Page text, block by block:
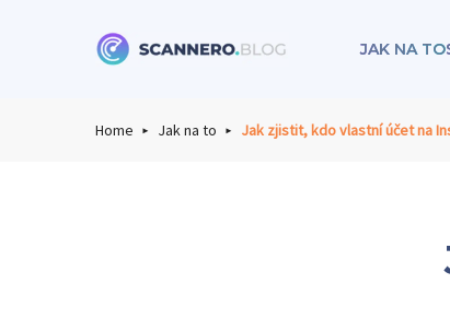
JAK NA TO
Home Jak na to Jak zjistit, kdo vlastní účet na